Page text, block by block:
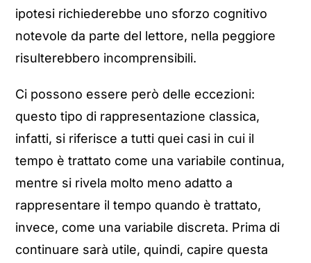
ipotesi richiederebbe uno sforzo cognitivo
notevole da parte del lettore, nella peggiore
risulterebbero incomprensibili.
Ci possono essere però delle eccezioni:
questo tipo di rappresentazione classica,
infatti, si riferisce a tutti quei casi in cui il
tempo è trattato come una variabile continua,
mentre si rivela molto meno adatto a
rappresentare il tempo quando è trattato,
invece, come una variabile discreta. Prima di
continuare sarà utile, quindi, capire questa